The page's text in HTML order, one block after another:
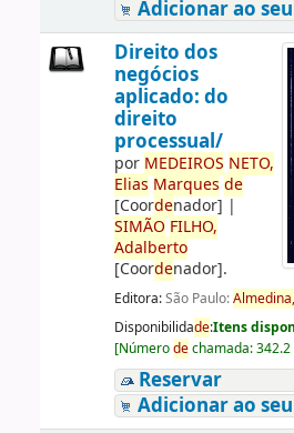
Adicionar ao
Direito dos
negócios
aplicado: do
direito
processual/
por MEDEIROS NETO,
Elias Marques de
[Coordenador] |
SIMÃO FILHO,
Adalberto
[Coordenador].
Editora:São Paulo:Almedina,
Disponibilidade:Itens
[Númerodechamada:
Reservar
Adicionar ao